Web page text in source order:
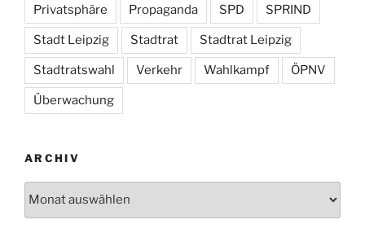
Privatsphäre Propaganda SPD SPRIND
Stadt Leipzig Stadtrat Stadtrat Leipzig
Stadtratswahl Verkehr Wahlkampf ÖPNV
Überwachung
ARCHIV